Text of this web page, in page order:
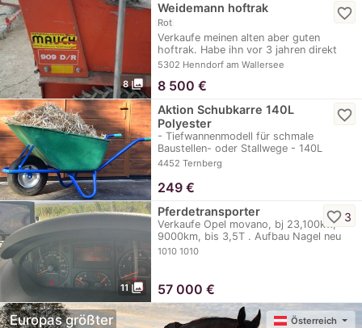
8 photo_library
Weidemann hoftrak
Rot
Verkaufe meinen alten aber guten
hoftrak. Habe ihn vor 3 jahren direkt
von mauch in…
5302 Henndorf am Wallersee
favorite_border
8 500 €
Aktion Schubkarre 140L
Polyester
- Tiefwannenmodell für schmale
Baustellen- oder Stallwege - 140L
Wanne mit…
4452 Ternberg
favorite_border
249 €
11 photo_library
Pferdetransporter
Verkaufe Opel movano, bj 23,100kw,
9000km, bis 3,5T . Aufbau Nagel neu
Handy…
1010 1010
favorite_border 3
57 000 €
Österreich
Europas größter